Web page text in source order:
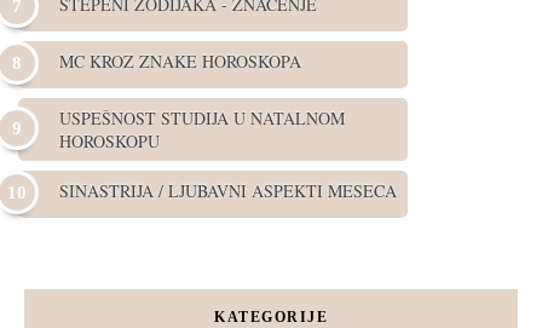
MC KROZ ZNAKE HOROSKOPA
USPEŠNOST STUDIJA U NATALNOM
HOROSKOPU
SINASTRIJA / LJUBAVNI ASPEKTI MESECA
KATEGORIJE